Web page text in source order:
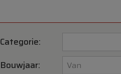
Categorie:
Bouwjaar: